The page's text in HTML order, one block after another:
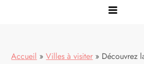
Accueil » Villes à visiter » Découvrez